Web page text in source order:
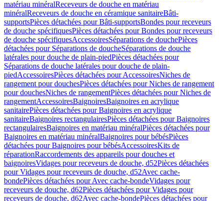
matériau minéralReceveurs de douche en matériau
minéralReceveurs de douche en céramique sanitaireBâti-
supportsPièces détachées pour Bâti-supportsBondes pour receveurs
de douche spécifiquesPièces détachées pour Bondes pour receveurs
de douche spécifiquesAccessoiresSéparations de douchePièces
détachées pour Séparations de doucheSéparations de douche
latérales pour douche de plain-piedPièces détachées pour
Séparations de douche latérales pour douche de plain-
piedAccessoiresPièces détachées pour AccessoiresNiches de
rangement pour douchesPièces détachées pour Niches de rangement
pour douchesNiches de rangementPièces détachées pour Niches de
rangementAccessoiresBaignoiresBaignoires en acrylique
sanitairePièces détachées pour Baignoires en acrylique
sanitaireBaignoires rectangulairesPièces détachées pour Baignoires
rectangulairesBaignoires en matériau minéralPièces détachées pour
Baignoires en matériau minéralBaignoires pour bébésPièces
détachées pour Baignoires pour bébésAccessoiresKits de
réparationRaccordements des appareils pour douches et
baignoiresVidages pour receveurs de douche, d52Pièces détachées
pour Vidages pour receveurs de douche, d52Avec cache-
bondePièces détachées pour Avec cache-bondeVidages pour
receveurs de douche, d62Pièces détachées pour Vidages pour
receveurs de douche, d62Avec cache-bondePièces détachées pour